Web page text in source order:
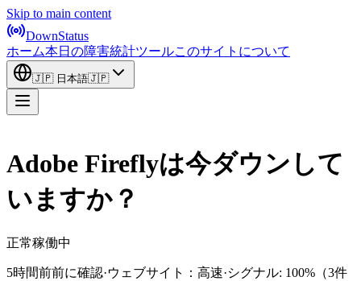
Skip to main content
DownStatus
ホーム本日の障害統計ツールこのサイトについて
🇯🇵 日本語🇯🇵
Adobe Fireflyは今ダウンして
いますか？
正常稼働中
5時間前前に確認·ウェブサイト：高速·シグナル: 100% （3件